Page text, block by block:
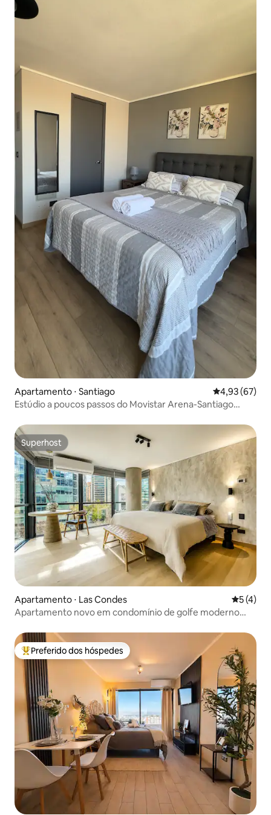
Apartamento ⋅ Santiago 4,93 de uma
4,93 (67)
Estúdio a poucos passos do Movistar Arena-Santiago
Superhost
Superhost
Apartamento ⋅ Las Condes 5 de
5 (4)
Apartamento novo em condomínio de golfe moderno
Entre os melhores preferidos dos hóspedes
Preferido dos hóspedes